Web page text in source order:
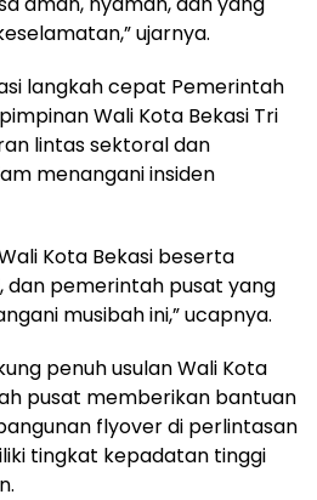
ujarnya.
langkah cepat Pemerintah
Wali Kota Bekasi Tri
lintas sektoral dan
menangani insiden
Kota Bekasi beserta
dan pemerintah pusat yang
musibah ini,” ucapnya.
penuh usulan Wali Kota
pusat memberikan bantuan
flyover di perlintasan
tingkat kepadatan tinggi